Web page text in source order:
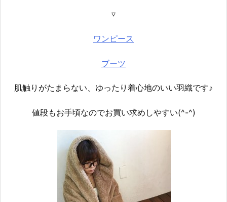
▿
ワンピース
ブーツ
肌触りがたまらない、ゆったり着心地のいい羽織です♪
値段もお手頃なのでお買い求めしやすい(^-^)